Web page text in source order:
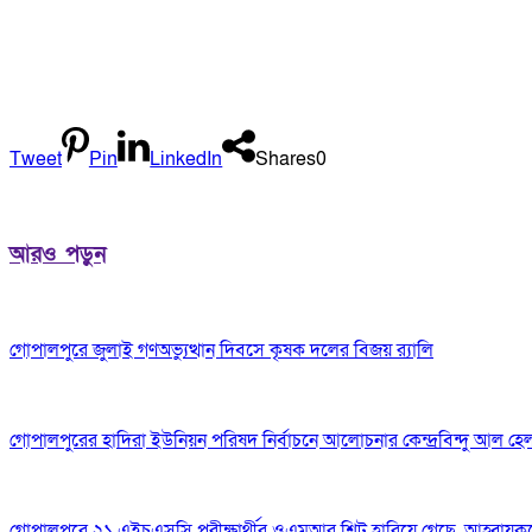
Tweet Pin LinkedIn Shares0
আরও পড়ুন
গোপালপুরে জুলাই গণঅভ্যুত্থান দিবসে কৃষক দলের বিজয় র‍্যালি
গোপালপুরের হাদিরা ইউনিয়ন পরিষদ নির্বাচনে আলোচনার কেন্দ্রবিন্দু আল